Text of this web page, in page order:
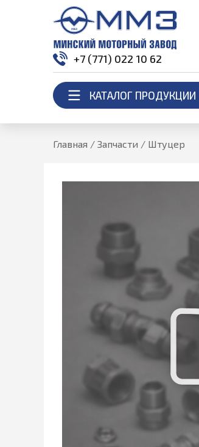
+7 (771) 022 10 62
КАТАЛОГ ПРОДУКЦИИ
Главная / Запчасти / Штуцер